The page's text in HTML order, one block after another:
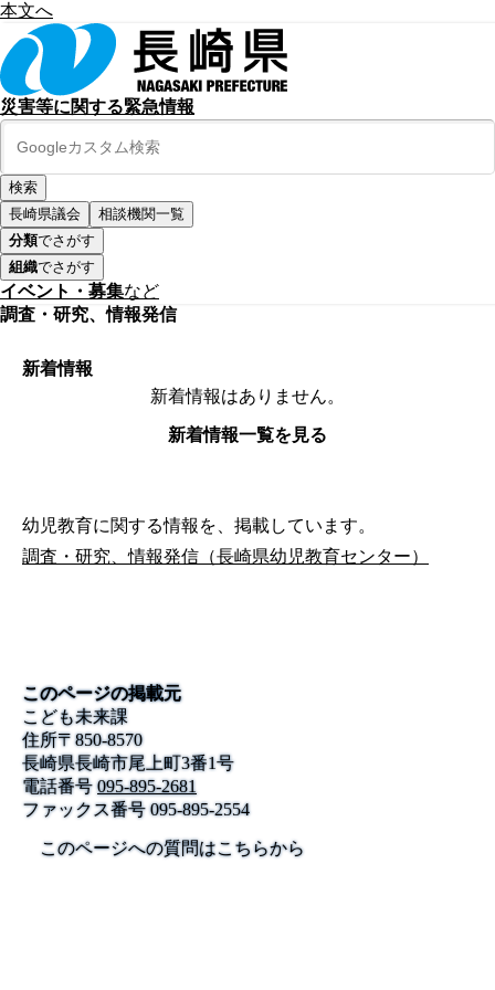
本文へ
災害等に関する緊急情報
長崎県議会
相談機関一覧
分類でさがす
組織でさがす
イベント・募集など
調査・研究、情報発信
新着情報
新着情報はありません。
新着情報一覧を見る
幼児教育に関する情報を、掲載しています。
調査・研究、情報発信（長崎県幼児教育センター）
このページの掲載元
こども未来課
住所〒850-8570
長崎県長崎市尾上町3番1号
電話番号 095-895-2681
ファックス番号095-895-2554
このページへの質問はこちらから